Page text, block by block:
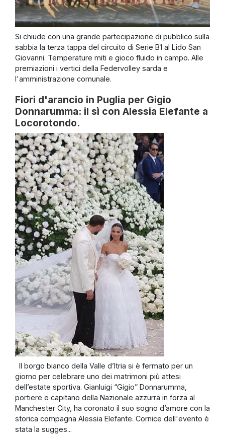
Si chiude con una grande partecipazione di pubblico sulla
sabbia la terza tappa del circuito di Serie B1 al Lido San
Giovanni. Temperature miti e gioco fluido in campo. Alle
premiazioni i vertici della Federvolley sarda e
l'amministrazione comunale.
Fiori d'arancio in Puglia per Gigio
Donnarumma: il sì con Alessia Elefante a
Locorotondo.
Il borgo bianco della Valle d’Itria si è fermato per un
giorno per celebrare uno dei matrimoni più attesi
dell’estate sportiva. Gianluigi “Gigio” Donnarumma,
portiere e capitano della Nazionale azzurra in forza al
Manchester City, ha coronato il suo sogno d’amore con la
storica compagna Alessia Elefante. Cornice dell'evento è
stata la sugges...